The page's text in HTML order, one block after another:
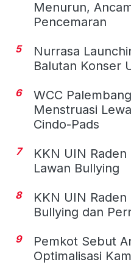
Menurun,
Pencemaran
5
Nurrasa
Balutan Konser
6
WCC
Menstruasi
Cindo-Pads
7
KKN UIN Raden
Lawan Bullying
8
KKN UIN Raden
Bullying dan
9
Pemkot Sebut
Optimalisasi